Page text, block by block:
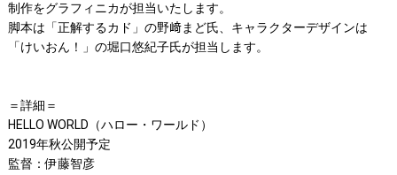
制作をグラフィニカが担当いたします。
脚本は「正解するカド」の野﨑まど氏、キャラクターデザインは
「けいおん！」の堀口悠紀子氏が担当します。
＝詳細＝
HELLO WORLD（ハロー・ワールド）
2019年秋公開予定
監督：伊藤智彦